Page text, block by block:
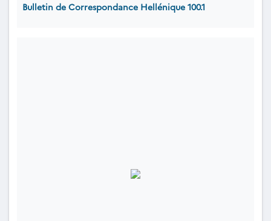
Bulletin de Correspondance Hellénique 100.1